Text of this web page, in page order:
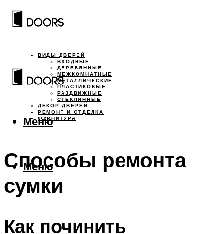
ВИДЫ ДВЕРЕЙ
ВХОДНЫЕ
ДЕРЕВЯННЫЕ
МЕЖКОМНАТНЫЕ
МЕТАЛЛИЧЕСКИЕ
ПЛАСТИКОВЫЕ
РАЗДВИЖНЫЕ
СТЕКЛЯННЫЕ
ДЕКОР ДВЕРЕЙ
РЕМОНТ И ОТДЕЛКА
ФУРНИТУРА
Меню
Меню
Способы ремонта
сумки
Как починить